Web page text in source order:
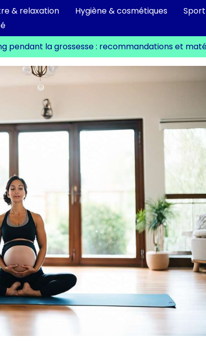
& relaxation Hygiène & cosmétiques Sport
pendant la grossesse : recommandations et